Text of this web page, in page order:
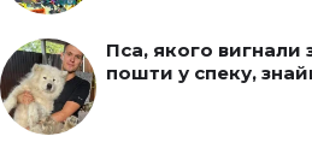
Пса, якого вигнали
пошти у спеку,